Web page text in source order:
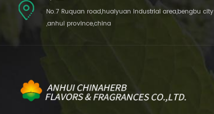
No.7 Ruquan road,huaiyuan industrial area,bengbu city
,anhui province,china